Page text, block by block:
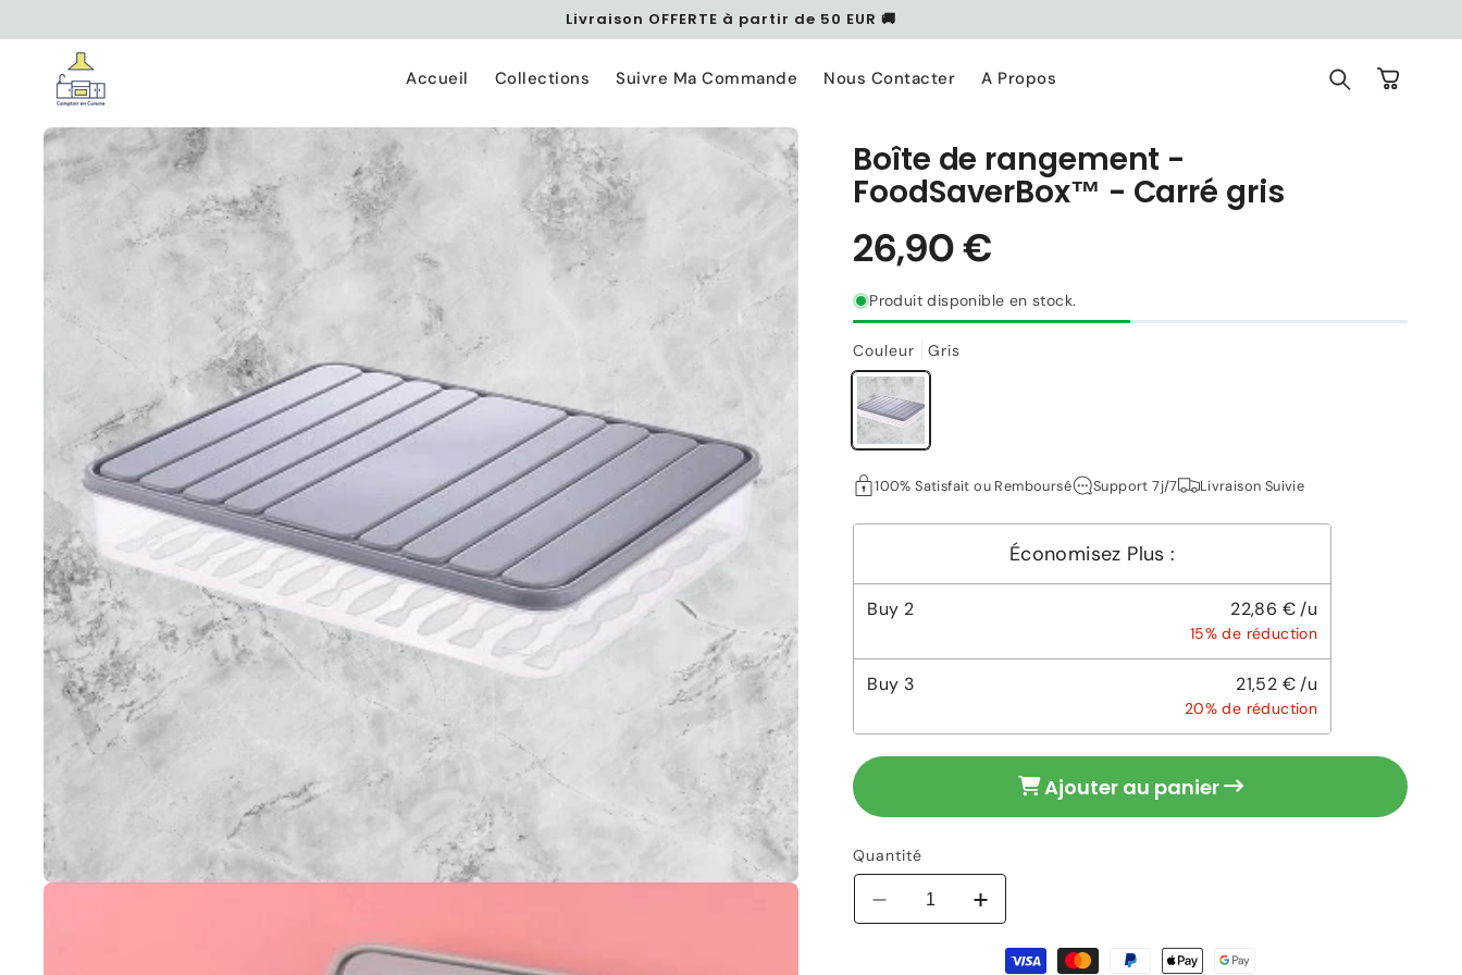
contenu
Livraison OFFERTE à partir de 50 EUR 🚚
Accueil Collections Suivre Ma Commande Nous Contacter A Propos Panier
Passer aux
informations
produits
Boîte de rangement -
FoodSaverBox™ - Carré gris
Prix
26,90 €
Produit disponible en stock.
Couleur Gris
100% Satisfait ou Remboursé Support 7j/7 Livraison Suivie
Économisez Plus :
Buy 2 22,86 € /u
15% de réduction
Buy 3 21,52 € /u
20% de réduction
Ajouter au panier
Quantité
Réduire
Augmenter
quantité